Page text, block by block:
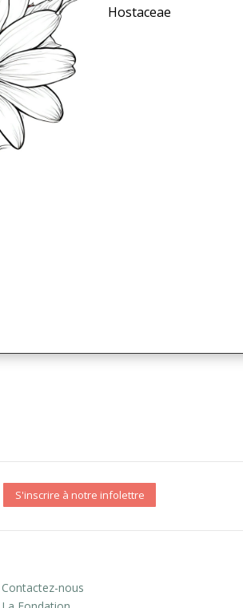
Hostaceae
S'inscrire à notre infolettre
Contactez-nous